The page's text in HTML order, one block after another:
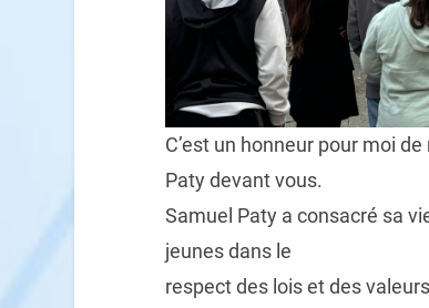
C’est un honneur pour moi
Paty devant vous.
Samuel Paty a consacré sa
jeunes dans le
respect des lois et des